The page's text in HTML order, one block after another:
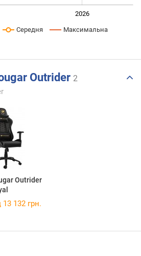
2026
Середня Максимальна
Outrider 2
Outrider
13 132 грн.